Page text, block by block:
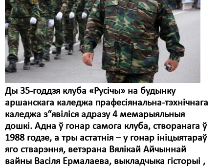
Ды 35-годдзя клуба «Русічы» на будынку
аршанскага каледжа прафесіянальна-тэхнічнага
каледжа з“явіліся адразу 4 мемарыяльныя
дошкі. Адна ў гонар самога клуба, створанага ў
1988 годзе, а тры астатнія – у гонар ініцыятараў
яго стварэння, ветэрана Вялікай Айчыннай
вайны Васіля Ермалаева, выкладчыка гісторыі ,
Экалёгія
Правы працоўных
Сацыяльныя правы